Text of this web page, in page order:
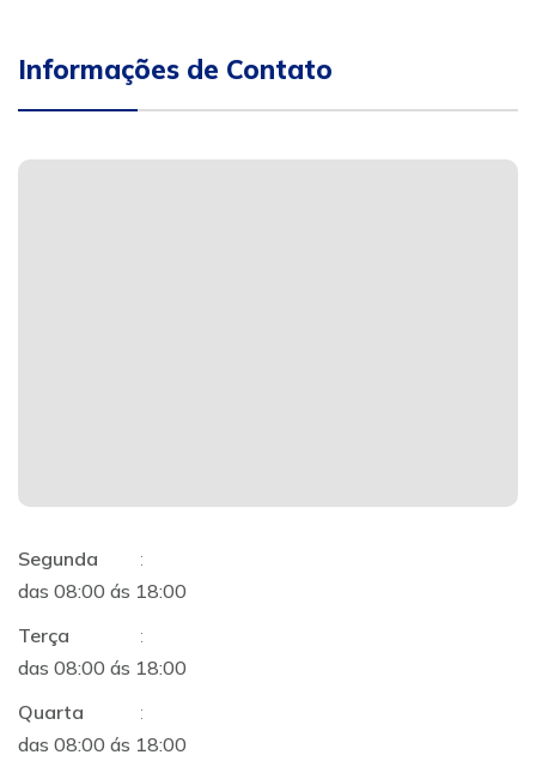
Informações de Contato
Segunda
:
das 08:00 ás 18:00
Terça
:
das 08:00 ás 18:00
Quarta
:
das 08:00 ás 18:00